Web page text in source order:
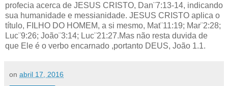
profecia acerca de JESUS CRISTO, Dan¨7:13-14, indicando
sua humanidade e messianidade. JESUS CRISTO aplica o
título, FILHO DO HOMEM, a si mesmo, Mat¨11:19; Mar¨2:28;
Luc¨9:26; João¨3:14; Luc¨21:27.Mas não resta duvida de
que Ele é o verbo encarnado ,portanto DEUS, João 1.1.
on abril 17, 2016